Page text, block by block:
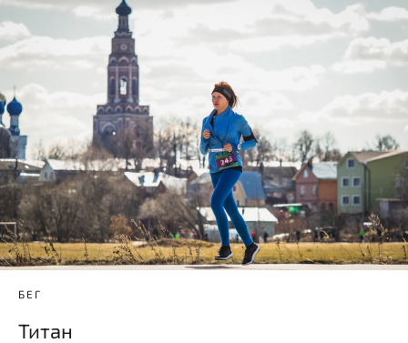
БЕГ
Титан